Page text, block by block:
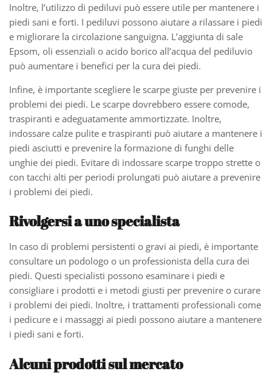
Inoltre, l’utilizzo di pediluvi può essere utile per mantenere i
piedi sani e forti. I pediluvi possono aiutare a rilassare i piedi
e migliorare la circolazione sanguigna. L’aggiunta di sale
Epsom, oli essenziali o acido borico all’acqua del pediluvio
può aumentare i benefici per la cura dei piedi.
Infine, è importante scegliere le scarpe giuste per prevenire i
problemi dei piedi. Le scarpe dovrebbero essere comode,
traspiranti e adeguatamente ammortizzate. Inoltre,
indossare calze pulite e traspiranti può aiutare a mantenere i
piedi asciutti e prevenire la formazione di funghi delle
unghie dei piedi. Evitare di indossare scarpe troppo strette o
con tacchi alti per periodi prolungati può aiutare a prevenire
i problemi dei piedi.
Rivolgersi a uno specialista
In caso di problemi persistenti o gravi ai piedi, è importante
consultare un podologo o un professionista della cura dei
piedi. Questi specialisti possono esaminare i piedi e
consigliare i prodotti e i metodi giusti per prevenire o curare
i problemi dei piedi. Inoltre, i trattamenti professionali come
i pedicure e i massaggi ai piedi possono aiutare a mantenere
i piedi sani e forti.
Alcuni prodotti sul mercato